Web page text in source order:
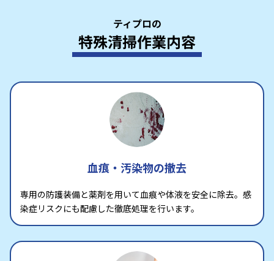
ティプロの
特殊清掃作業内容
血痕・汚染物の撤去
専用の防護装備と薬剤を用いて血痕や体液を安全に除去。感
染症リスクにも配慮した徹底処理を行います。